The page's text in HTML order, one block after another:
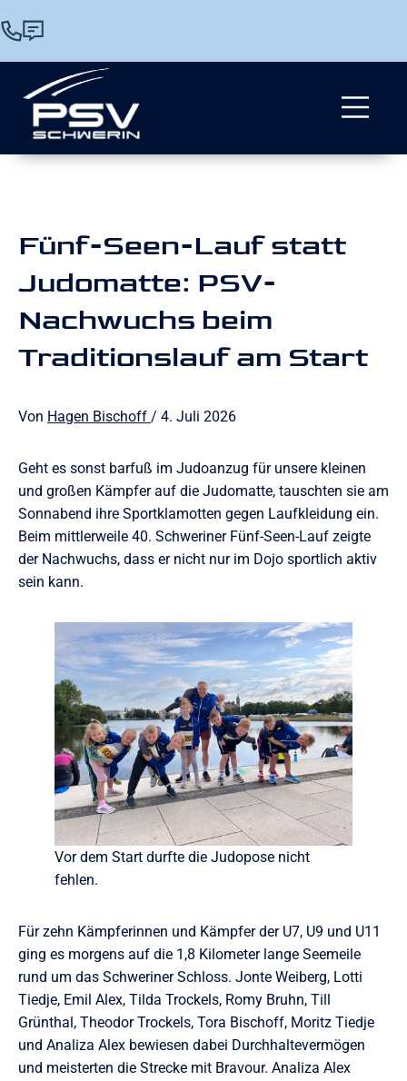
Fünf-Seen-Lauf statt
Judomatte: PSV-
Nachwuchs beim
Traditionslauf am Start
Von Hagen Bischoff / 4. Juli 2026
Geht es sonst barfuß im Judoanzug für unsere kleinen
und großen Kämpfer auf die Judomatte, tauschten sie am
Sonnabend ihre Sportklamotten gegen Laufkleidung ein.
Beim mittlerweile 40. Schweriner Fünf-Seen-Lauf zeigte
der Nachwuchs, dass er nicht nur im Dojo sportlich aktiv
sein kann.
Vor dem Start durfte die Judopose nicht
fehlen.
Für zehn Kämpferinnen und Kämpfer der U7, U9 und U11
ging es morgens auf die 1,8 Kilometer lange Seemeile
rund um das Schweriner Schloss. Jonte Weiberg, Lotti
Tiedje, Emil Alex, Tilda Trockels, Romy Bruhn, Till
Grünthal, Theodor Trockels, Tora Bischoff, Moritz Tiedje
und Analiza Alex bewiesen dabei Durchhaltevermögen
und meisterten die Strecke mit Bravour. Analiza Alex